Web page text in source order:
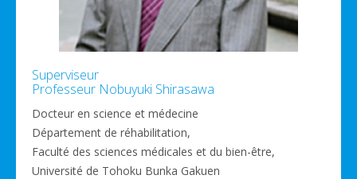
Superviseur
Professeur Nobuyuki Shirasawa
Docteur en science et médecine
Département de réhabilitation,
Faculté des sciences médicales et du bien-être,
Université de Tohoku Bunka Gakuen